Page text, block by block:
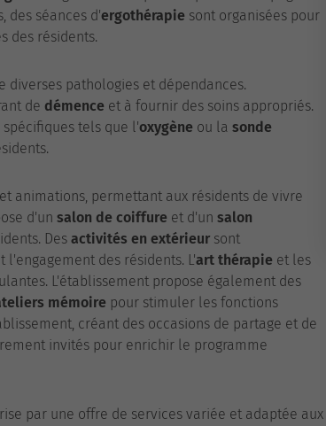
des séances d'ergothérapie sont organisées pour
des résidents.
pathologies et dépendances.
de démence et à fournir des soins appropriés.
tels que l'oxygène ou la sonde
animations, permettant aux résidents de vivre
d'un salon de coiffure et d'un salon
Des activités en extérieur sont
des résidents. L'art thérapie et les
L'établissement propose également des
mémoire pour stimuler les fonctions
créant des occasions de partage et de
invités pour enrichir le programme
par une offre de services variée et adaptée aux